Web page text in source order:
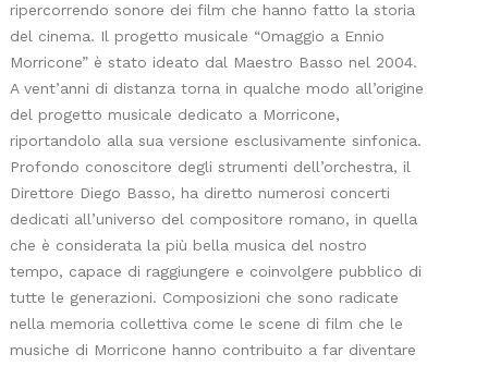
ripercorrendo sonore dei film che hanno fatto la storia
del cinema. Il progetto musicale “Omaggio a Ennio
Morricone” è stato ideato dal Maestro Basso nel 2004.
A vent’anni di distanza torna in qualche modo all’origine
del progetto musicale dedicato a Morricone,
riportandolo alla sua versione esclusivamente sinfonica.
Profondo conoscitore degli strumenti dell’orchestra, il
Direttore Diego Basso, ha diretto numerosi concerti
dedicati all’universo del compositore romano, in quella
che è considerata la più bella musica del nostro
tempo, capace di raggiungere e coinvolgere pubblico di
tutte le generazioni. Composizioni che sono radicate
nella memoria collettiva come le scene di film che le
musiche di Morricone hanno contribuito a far diventare